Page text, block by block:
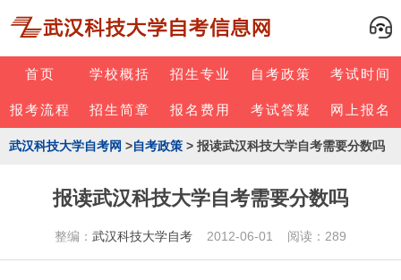
首页 学校概括 招生专业 自考政策 考试时间
报考流程 招生简章 报名费用 考试答疑 网上报名
武汉科技大学自考网 >自考政策 > 报读武汉科技大学自考需要分数吗
报读武汉科技大学自考需要分数吗
整编： 武汉科技大学自考 2012-06-01 阅读：289